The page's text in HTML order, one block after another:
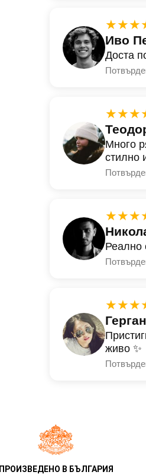
Иво
Доста
Много
стилно
Реално
живо ✨
ПРОИЗВЕДЕНО В БЪЛГАРИЯ